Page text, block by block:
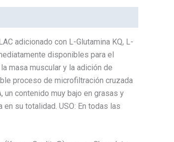
adicionado con L-Glutamina KQ, L-
disponibles para el
masa muscular y la adición de
proceso de microfiltración cruzada
contenido muy bajo en grasas y
su totalidad. USO: En todas las